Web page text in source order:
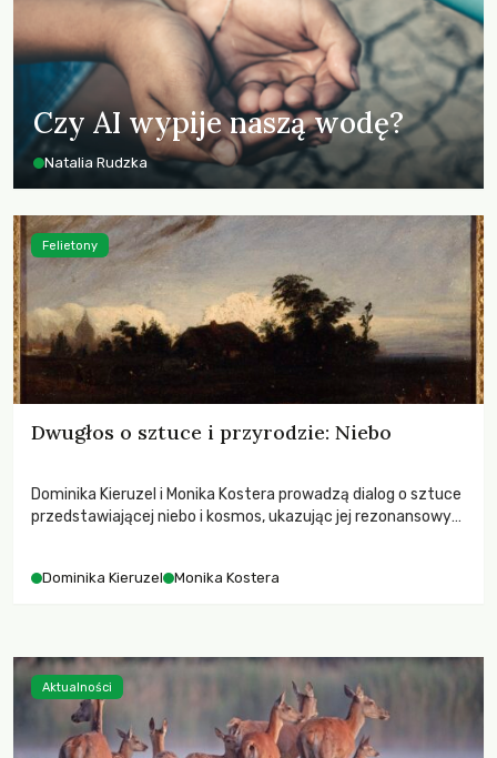
Czy AI wypije naszą wodę?
Natalia Rudzka
Dwugłos o sztuce i przyrodzie: Niebo
Dominika Kieruzel i Monika Kostera prowadzą dialog o sztuce
przedstawiającej niebo i kosmos, ukazując jej rezonansowy
Dominika Kieruzel Monika Kostera
Felietony
Aktualności